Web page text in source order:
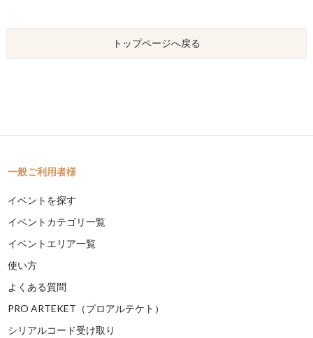
トップページへ戻る
一般ご利用者様
イベントを探す
イベントカテゴリ一覧
イベントエリア一覧
使い方
よくある質問
PRO ARTEKET（プロアルテケト）
シリアルコード受け取り